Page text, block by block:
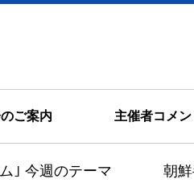
ご案内 主催者コメン
ム｣ 今週のテーマ 朝鮮